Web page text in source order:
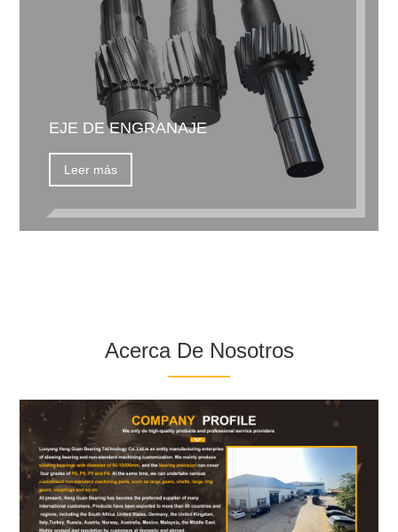
EJE DE ENGRANAJE
Leer más
Acerca De Nosotros